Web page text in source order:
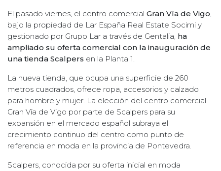
El pasado viernes, el centro comercial Gran Vía de Vigo,
bajo la propiedad de Lar España Real Estate Socimi y
gestionado por Grupo Lar a través de Gentalia, ha
ampliado su oferta comercial con la inauguración de
una tienda Scalpers en la Planta 1.
La nueva tienda, que ocupa una superficie de 260
metros cuadrados, ofrece ropa, accesorios y calzado
para hombre y mujer. La elección del centro comercial
Gran Vía de Vigo por parte de Scalpers para su
expansión en el mercado español subraya el
crecimiento continuo del centro como punto de
referencia en moda en la provincia de Pontevedra.
Scalpers, conocida por su oferta inicial en moda